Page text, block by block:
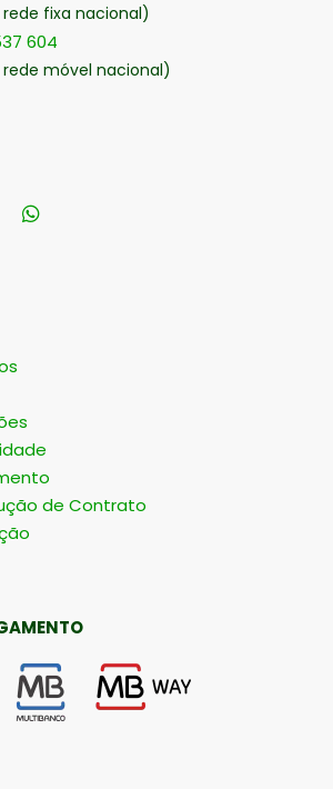
fixa nacional)
604
móvel nacional)
de Contrato